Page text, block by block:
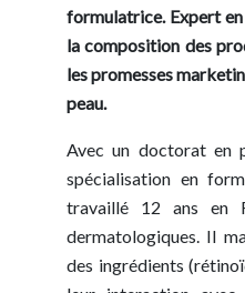
formulatrice. Expert
la composition des
les promesses
peau.
Avec un doctorat en
spécialisation en
travaillé 12 ans en
dermatologiques. Il
des ingrédients